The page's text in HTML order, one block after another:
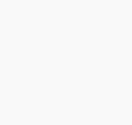
Twitter